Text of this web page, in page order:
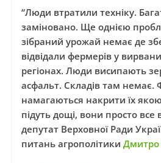
“Люди втратили техніку.
заміновано. Ще однією
зібраний урожай немає де
відвідали фермерів у
регіонах. Люди висипають
асфальт. Складів там немає.
намагаються накрити їх
підуть дощі, вони просто все
депутат Верховної Ради
питань агрополітики Дмитро